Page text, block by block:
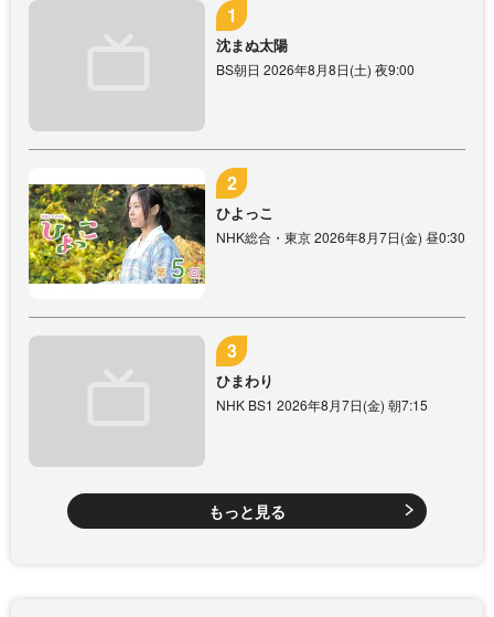
沈まぬ太陽
BS朝日 2026年8月8日(土) 夜9:00
ひよっこ
NHK総合・東京 2026年8月7日(金) 昼0:30
ひまわり
NHK BS1 2026年8月7日(金) 朝7:15
もっと見る